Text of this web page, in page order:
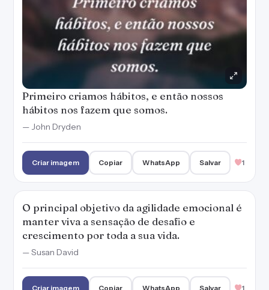
Primeiro criamos hábitos, e então nossos
hábitos nos fazem que somos.
— John Dryden
Criar imagem Copiar WhatsApp Salvar 1
O principal objetivo da agilidade emocional é
manter viva a sensação de desafio e
crescimento por toda a sua vida.
— Susan David
Criar imagem Copiar WhatsApp Salvar 1